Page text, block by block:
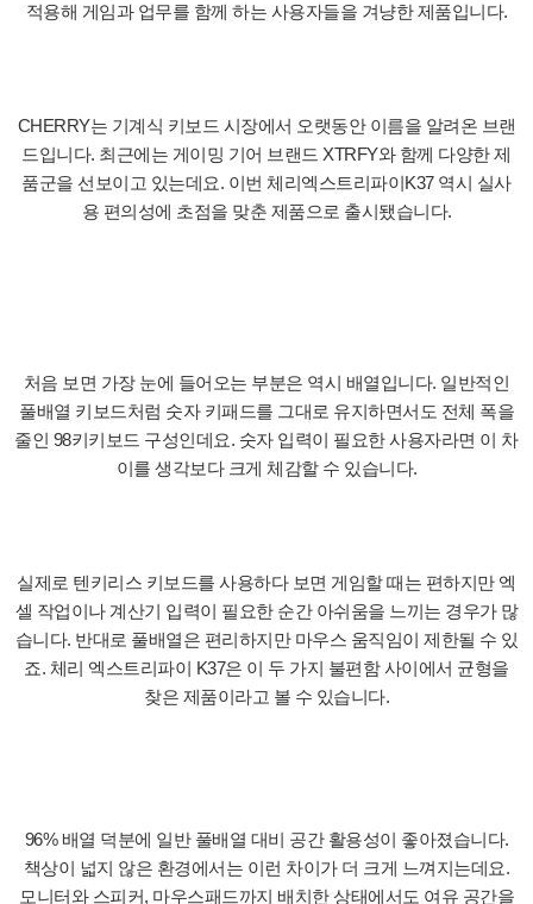
적용해 게임과 업무를 함께 하는 사용자들을 겨냥한 제품입니다.
CHERRY는 기계식 키보드 시장에서 오랫동안 이름을 알려온 브랜
드입니다. 최근에는 게이밍 기어 브랜드 XTRFY와 함께 다양한 제
품군을 선보이고 있는데요. 이번 체리엑스트리파이K37 역시 실사
용 편의성에 초점을 맞춘 제품으로 출시됐습니다.
처음 보면 가장 눈에 들어오는 부분은 역시 배열입니다. 일반적인
풀배열 키보드처럼 숫자 키패드를 그대로 유지하면서도 전체 폭을
줄인 98키키보드 구성인데요. 숫자 입력이 필요한 사용자라면 이 차
이를 생각보다 크게 체감할 수 있습니다.
실제로 텐키리스 키보드를 사용하다 보면 게임할 때는 편하지만 엑
셀 작업이나 계산기 입력이 필요한 순간 아쉬움을 느끼는 경우가 많
습니다. 반대로 풀배열은 편리하지만 마우스 움직임이 제한될 수 있
죠. 체리 엑스트리파이 K37은 이 두 가지 불편함 사이에서 균형을
찾은 제품이라고 볼 수 있습니다.
96% 배열 덕분에 일반 풀배열 대비 공간 활용성이 좋아졌습니다.
책상이 넓지 않은 환경에서는 이런 차이가 더 크게 느껴지는데요.
모니터와 스피커, 마우스패드까지 배치한 상태에서도 여유 공간을